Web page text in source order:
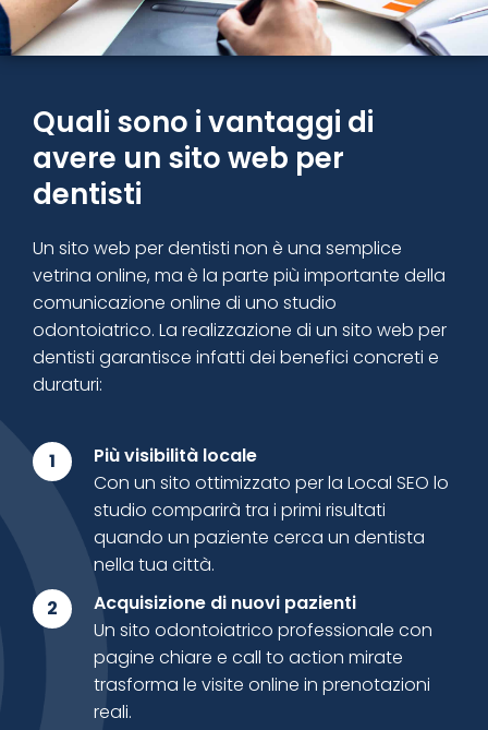
Quali sono i vantaggi di
avere un sito web per
dentisti
Un sito web per dentisti non è una semplice
vetrina online, ma è la parte più importante della
comunicazione online di uno studio
odontoiatrico. La realizzazione di un sito web per
dentisti garantisce infatti dei benefici concreti e
duraturi:
1
Più visibilità locale
Con un sito ottimizzato per la Local SEO lo
studio comparirà tra i primi risultati
quando un paziente cerca un dentista
nella tua città.
2
Acquisizione di nuovi pazienti
Un sito odontoiatrico professionale con
pagine chiare e call to action mirate
trasforma le visite online in prenotazioni
reali.